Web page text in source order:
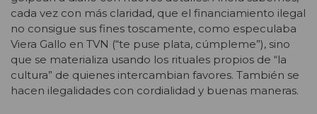
cada vez con más claridad, que el financiamiento ilegal
no consigue sus fines toscamente, como especulaba
Viera Gallo en TVN (“te puse plata, cúmpleme”), sino
que se materializa usando los rituales propios de “la
cultura” de quienes intercambian favores. También se
hacen ilegalidades con cordialidad y buenas maneras.